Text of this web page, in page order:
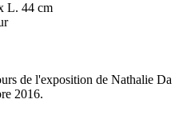
L. 44 cm
de l'exposition de Nathalie Da
2016.